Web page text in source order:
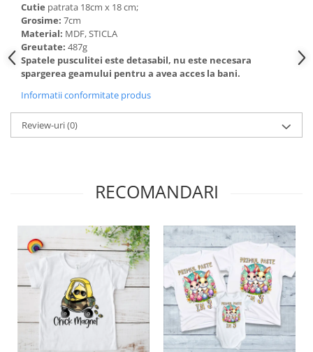
Cutie patrata 18cm x 18 cm;
Grosime: 7cm
Material: MDF, STICLA
Greutate: 487g
Spatele pusculitei este detasabil, nu este necesara
spargerea geamului pentru a avea acces la bani.
Informatii conformitate produs
Review-uri(0)
RECOMANDARI